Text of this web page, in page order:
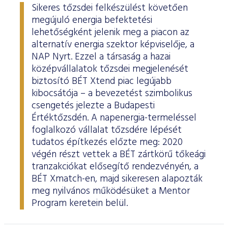
Sikeres tőzsdei felkészülést követően
megújuló energia befektetési
lehetőségként jelenik meg a piacon az
alternatív energia szektor képviselője, a
NAP Nyrt. Ezzel a társaság a hazai
középvállalatok tőzsdei megjelenését
biztosító BÉT Xtend piac legújabb
kibocsátója – a bevezetést szimbolikus
csengetés jelezte a Budapesti
Értéktőzsdén. A napenergia-termeléssel
foglalkozó vállalat tőzsdére lépését
tudatos építkezés előzte meg: 2020
végén részt vettek a BÉT zártkörű tőkeági
tranzakciókat elősegítő rendezvényén, a
BÉT Xmatch-en, majd sikeresen alapozták
meg nyilvános működésüket a Mentor
Program keretein belül.